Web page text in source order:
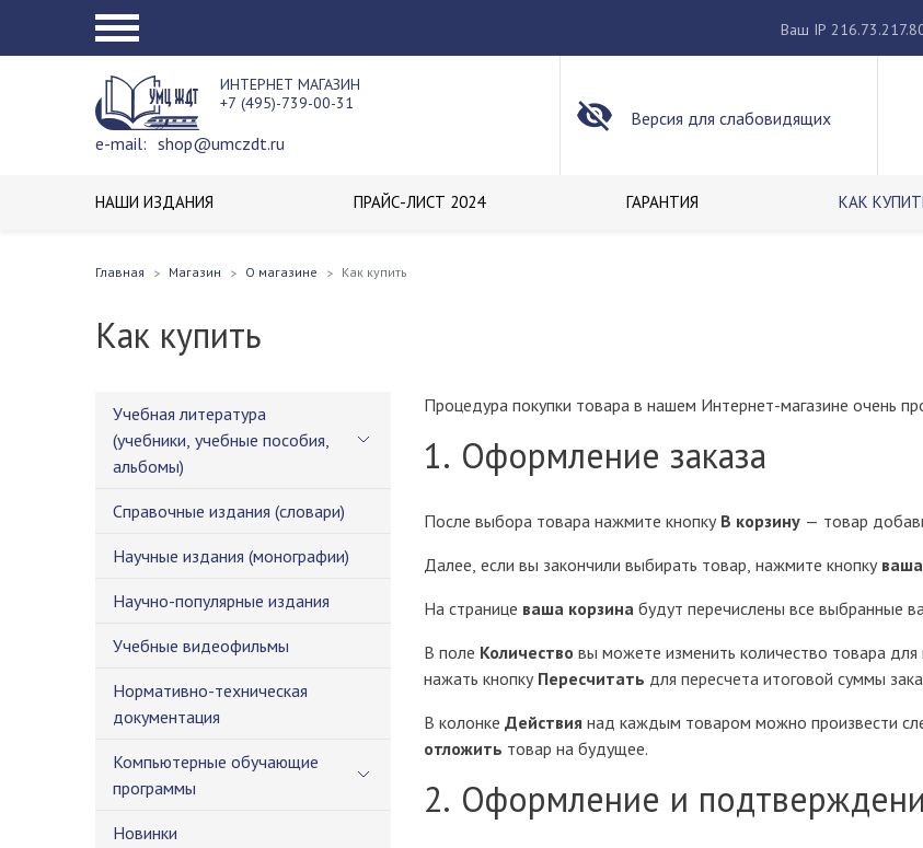
Ваш IP
ИНТЕРНЕТ МАГАЗИН
+7 (495)-739-00-31
e-mail: shop@umczdt.ru
Версия для слабовидящих
НАШИ ИЗДАНИЯ ПРАЙС-ЛИСТ 2024 ГАРАНТИЯ КАК
Главная Магазин О магазине Как купить
Как купить
Учебная литература
(учебники, учебные пособия,
альбомы)
Справочные издания (словари)
Научные издания (монографии)
Научно-популярные издания
Учебные видеофильмы
Нормативно-техническая
документация
Компьютерные обучающие
программы
Новинки
Процедура покупки товара в нашем Интернет-магазине очень
1. Оформление заказа
После выбора товара нажмите кнопку В корзину — товар
Далее, если вы закончили выбирать товар, нажмите кнопку
На странице ваша корзина будут перечислены все выбранные
В поле Количество вы можете изменить количество товара
нажать кнопку Пересчитать для пересчета итоговой суммы
В колонке Действия над каждым товаром можно произвести
отложить товар на будущее.
2. Оформление и